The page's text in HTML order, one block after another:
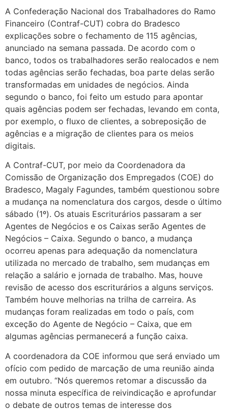
A Confederação Nacional dos Trabalhadores do Ramo
Financeiro (Contraf-CUT) cobra do Bradesco
explicações sobre o fechamento de 115 agências,
anunciado na semana passada. De acordo com o
banco, todos os trabalhadores serão realocados e nem
todas agências serão fechadas, boa parte delas serão
transformadas em unidades de negócios. Ainda
segundo o banco, foi feito um estudo para apontar
quais agências podem ser fechadas, levando em conta,
por exemplo, o fluxo de clientes, a sobreposição de
agências e a migração de clientes para os meios
digitais.
A Contraf-CUT, por meio da Coordenadora da
Comissão de Organização dos Empregados (COE) do
Bradesco, Magaly Fagundes, também questionou sobre
a mudança na nomenclatura dos cargos, desde o último
sábado (1º). Os atuais Escriturários passaram a ser
Agentes de Negócios e os Caixas serão Agentes de
Negócios – Caixa. Segundo o banco, a mudança
ocorreu apenas para adequação da nomenclatura
utilizada no mercado de trabalho, sem mudanças em
relação a salário e jornada de trabalho. Mas, houve
revisão de acesso dos escriturários a alguns serviços.
Também houve melhorias na trilha de carreira. As
mudanças foram realizadas em todo o país, com
exceção do Agente de Negócio – Caixa, que em
algumas agências permanecerá a função caixa.
A coordenadora da COE informou que será enviado um
ofício com pedido de marcação de uma reunião ainda
em outubro. “Nós queremos retomar a discussão da
nossa minuta específica de reivindicação e aprofundar
o debate de outros temas de interesse dos